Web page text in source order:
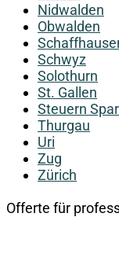
Nidwalden
Obwalden
Schwyz
Solothurn
St. Gallen
Steuern
Thurgau
Uri
Zug
Zürich
Offerte für